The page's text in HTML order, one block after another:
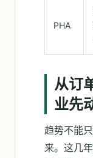
PHA
从订
业先
趋势不能
来。这几